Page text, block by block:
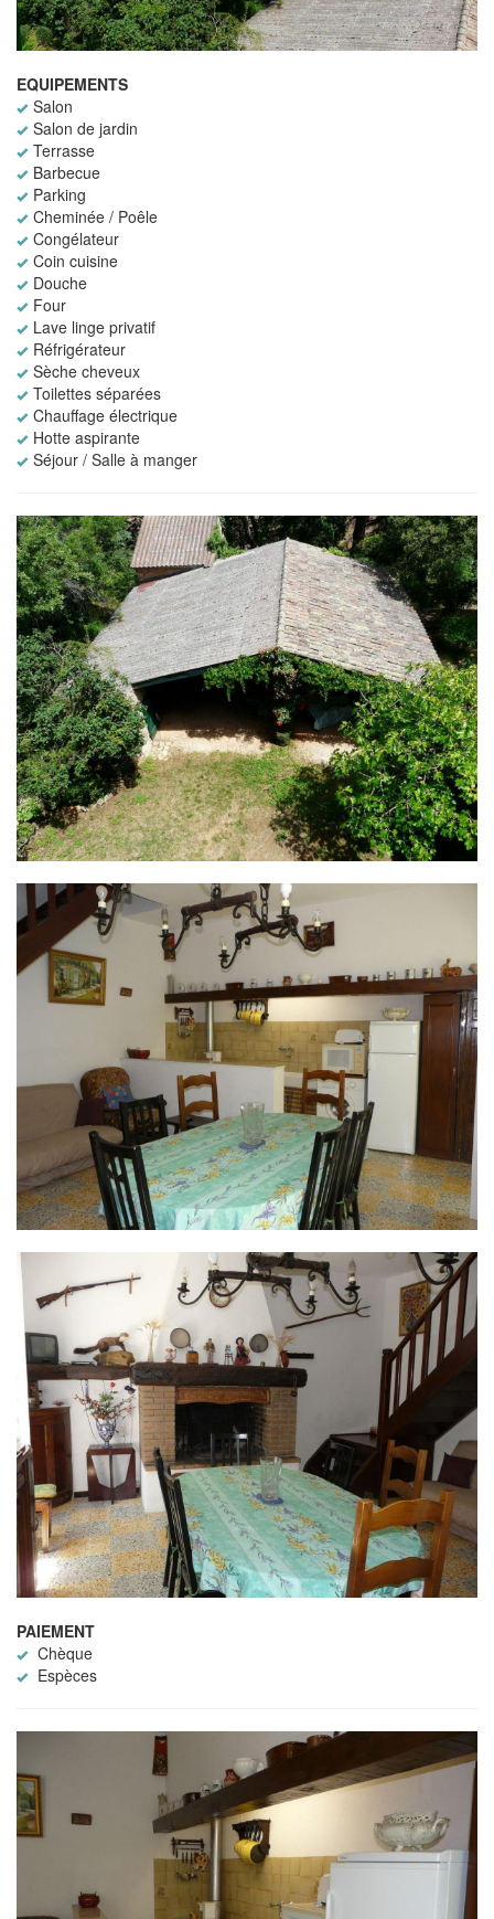
EQUIPEMENTS
Salon
Salon de jardin
Terrasse
Barbecue
Parking
Cheminée / Poêle
Congélateur
Coin cuisine
Douche
Four
Lave linge privatif
Réfrigérateur
Sèche cheveux
Toilettes séparées
Chauffage électrique
Hotte aspirante
Séjour / Salle à manger
PAIEMENT
Chèque
Espèces